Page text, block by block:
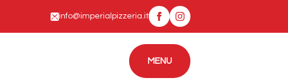
info@imperialpizzeria.it
MENU